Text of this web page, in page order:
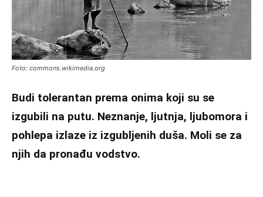
Foto: commons.wikimedia.org
Budi tolerantan prema onima koji su se
izgubili na putu. Neznanje, ljutnja, ljubomora i
pohlepa izlaze iz izgubljenih duša. Moli se za
njih da pronađu vodstvo.